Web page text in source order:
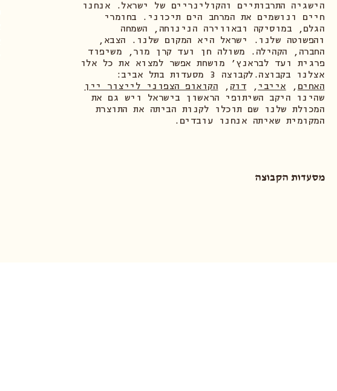
הישגיה התרבותיים והקולינריים של ישראל. אנחנו
חיים ונושמים את המרחב הים תיכוני. בחומרי
הגלם, במוסיקה ובאווירה הנינוחה, השמחה
והפשוטה שלנו. ישראל היא המקום שלנו. הצבא,
החברה, הקהילה. משולה חן ועד קרן מור, משיפוד
פרגית ועד לבראנץ׳ מושחת אפשר למצוא את כל אלו
אצלנו בקבוצה.לקבוצה 3 מסעדות בתל אביב:
האחים , אייבי , דוק , הקואופ הצפוני לייצור יין
שהינו היקב השיתופי הראשון בישראל ויש גם את
המכולת שלנו שם תוכלו לקנות הביתה את התוצרת
המקומית שאיתה אנחנו עובדים.
מסעדות הקבוצה